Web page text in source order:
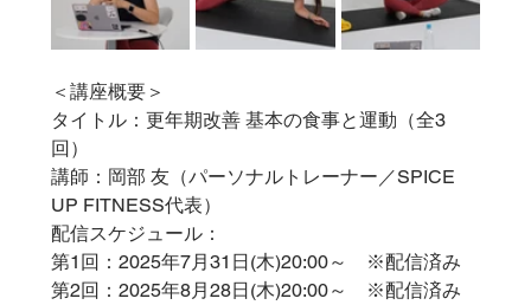
＜講座概要＞
タイトル：更年期改善 基本の食事と運動（全3
回）
講師：岡部 友（パーソナルトレーナー／SPICE
UP FITNESS代表）
配信スケジュール：
第1回：2025年7月31日(木)20:00～　※配信済み
第2回：2025年8月28日(木)20:00～　※配信済み